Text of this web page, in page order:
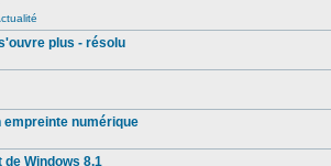
plus - résolu
empreinte numérique
de Windows 8.1